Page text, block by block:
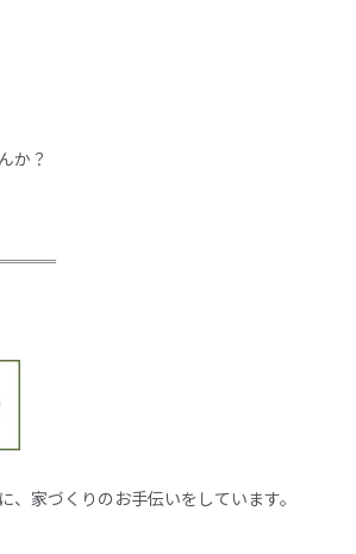
か？
家づくりのお手伝いをしています。